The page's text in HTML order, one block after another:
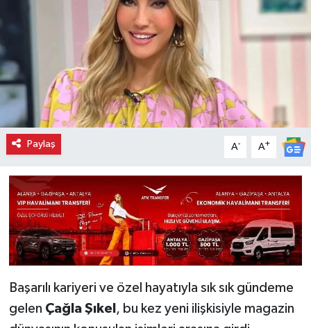
Paylaş A- A+
Başarılı kariyeri ve özel hayatıyla sık sık gündeme
gelen Çağla Şıkel , bu kez yeni ilişkisiyle magazin